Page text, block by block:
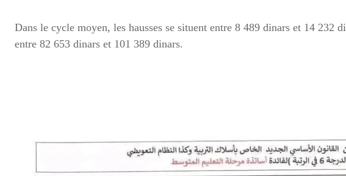
Dans le cycle moyen, les hausses se situent entre 8 489 dinars et 14 232
entre 82 653 dinars et 101 389 dinars.